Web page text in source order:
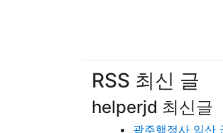
RSS 최신 글
helperjd 최신글
광주행정사 익산